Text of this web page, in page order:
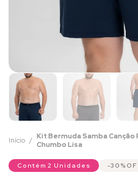
Início
Kit Bermuda Samba Canção
Chumbo Lisa
Contém 2 Unidades 30%